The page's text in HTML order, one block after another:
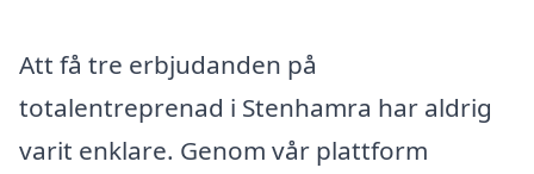
Att få tre erbjudanden på
totalentreprenad i Stenhamra har aldrig
varit enklare. Genom vår plattform